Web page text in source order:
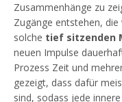
Zusammenhänge zu
Zugänge entstehen,
solche tief sitzenden
neuen Impulse
Prozess Zeit und
gezeigt, dass dafür
sind, sodass jede